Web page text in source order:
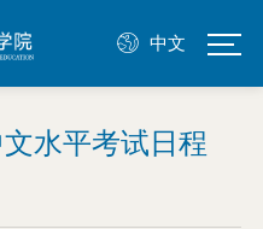
中文
水平考试日程